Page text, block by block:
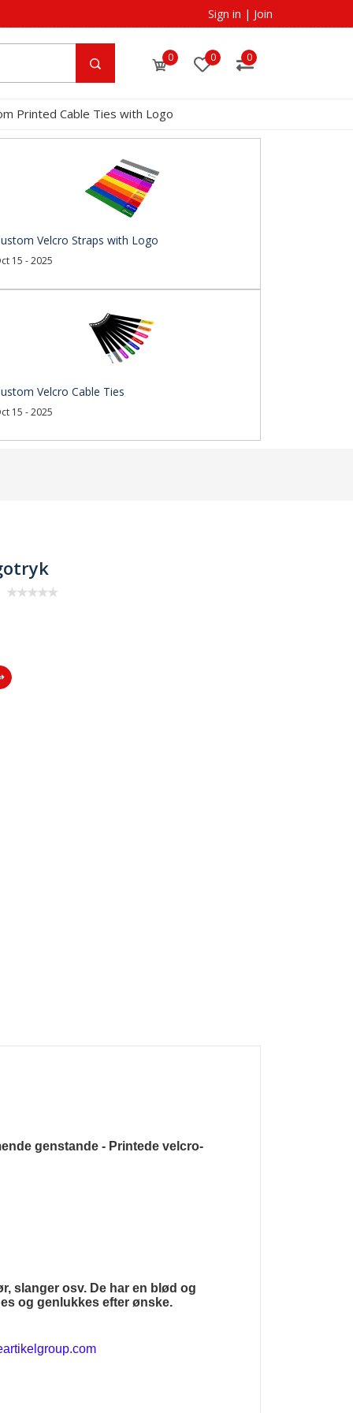
Sign in | Join
0 0 0
Printed Cable Ties with Logo
Velcro Straps with Logo
15 - 2025
Velcro Cable Ties
15 - 2025
genstande - Printede velcro-
slanger osv. De har en blød og
og genlukkes efter ønske.